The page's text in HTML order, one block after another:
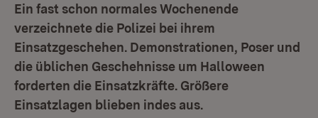
Ein fast schon normales Wochenende
verzeichnete die Polizei bei ihrem
Einsatzgeschehen. Demonstrationen, Poser und
die üblichen Geschehnisse um Halloween
forderten die Einsatzkräfte. Größere
Einsatzlagen blieben indes aus.